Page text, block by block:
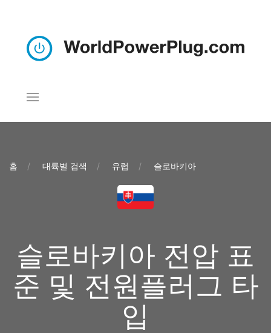
홈 대륙별 검색 유럽 슬로바키아
슬로바키아 전압 표
준 및 전원플러그 타
입